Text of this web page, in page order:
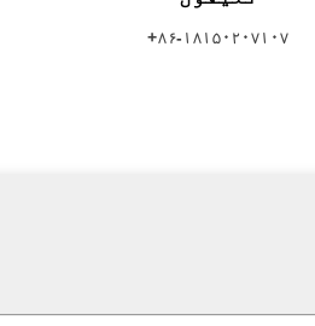
+۸۶-۱۸۱۵۰۲۰۷۱۰۷